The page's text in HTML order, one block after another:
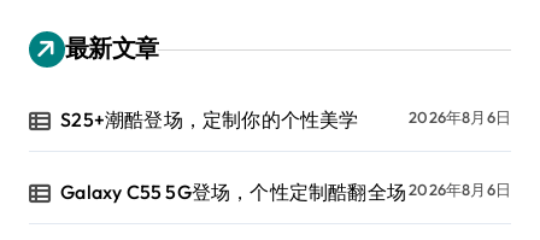
最新文章
S25+潮酷登场，定制你的个性美学 2026年8月6日
Galaxy C55 5G登场，个性定制酷翻全场2026年8月6日